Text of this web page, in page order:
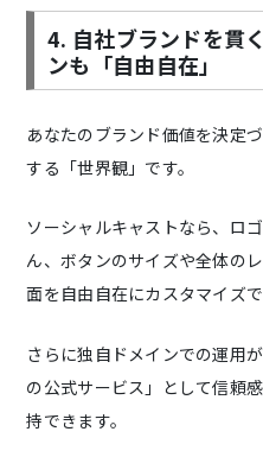
4. 自社ブランドを貫
ンも「自由自在」
あなたのブランド価値を決定
する「世界観」です。
ソーシャルキャストなら、ロ
ん、ボタンのサイズや全体の
面を自由自在にカスタマイズで
さらに独自ドメインでの運用
の公式サービス」として信頼
持できます。